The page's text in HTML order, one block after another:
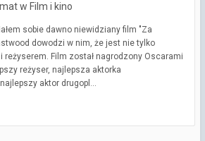
w Film i kino
sobie dawno niewidziany film "Za
dowodzi w nim, że jest nie tylko
reżyserem. Film został nagrodzony Oscarami
reżyser, najlepsza aktorka
aktor drugopl...